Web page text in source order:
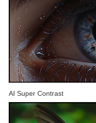
AI Super Contrast